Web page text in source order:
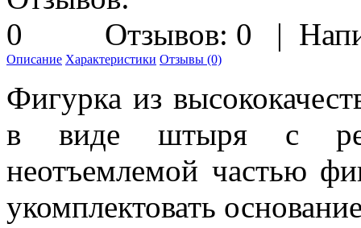
Отзывов: 0 |
Описание Характеристики Отзывы (0)
Фигурка из
в виде штыря с
неотъемлемой частью
укомплектовать